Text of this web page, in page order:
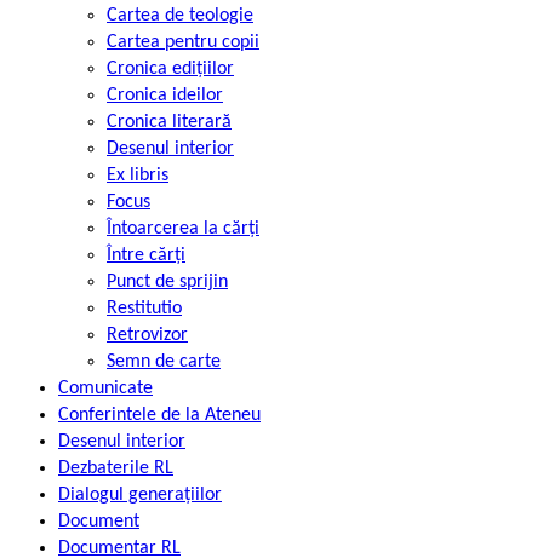
Cartea de teologie
Cartea pentru copii
Cronica edițiilor
Cronica ideilor
Cronica literară
Desenul interior
Ex libris
Focus
Întoarcerea la cărți
Între cărți
Punct de sprijin
Restitutio
Retrovizor
Semn de carte
Comunicate
Conferintele de la Ateneu
Desenul interior
Dezbaterile RL
Dialogul generațiilor
Document
Documentar RL